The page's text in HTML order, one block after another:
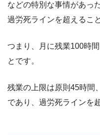
などの特別な事情があっ
過労死ラインを超えるこ
つまり、月に残業100時
とです。
残業の上限は原則45時間
であり、過労死ラインを